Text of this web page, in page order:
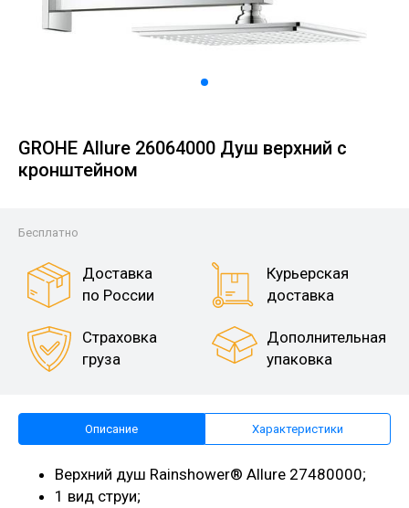
GROHE Allure 26064000 Душ верхний с
кронштейном
Бесплатно
Доставка
по России
Курьерская
доставка
Страховка
груза
Дополнительная
упаковка
Описание Характеристики
Верхний душ Rainshower® Allure 27480000;
1 вид струи;